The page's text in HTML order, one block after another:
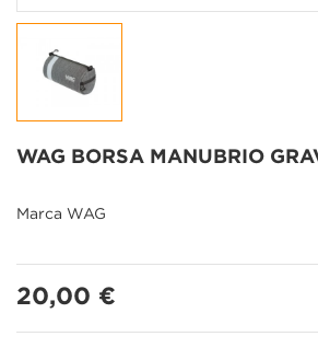
WAG BORSA MANUBRIO
Marca WAG
20,00 €